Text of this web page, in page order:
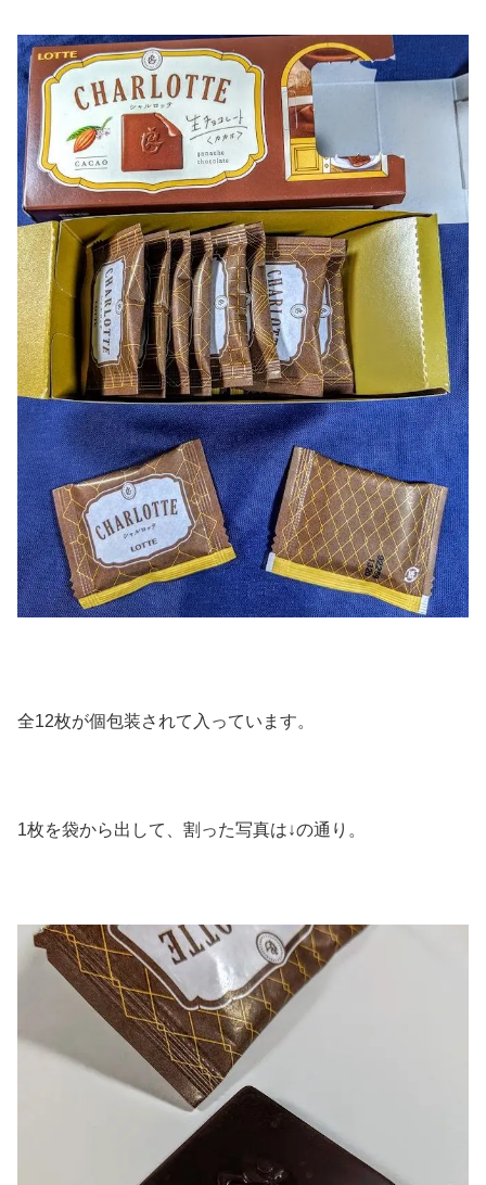
全12枚が個包装されて入っています。
1枚を袋から出して、割った写真は↓の通り。